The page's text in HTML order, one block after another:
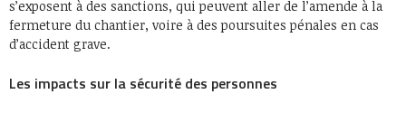
s’exposent à des sanctions, qui peuvent aller de l’amende à la
fermeture du chantier, voire à des poursuites pénales en cas
d’accident grave.
Les impacts sur la sécurité des personnes